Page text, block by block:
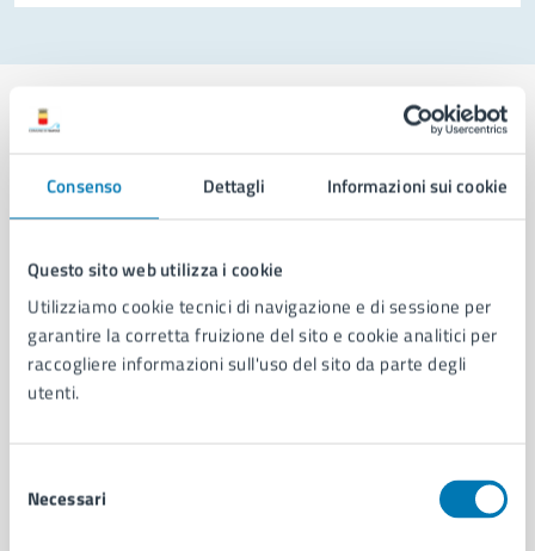
Consenso Dettagli Informazioni sui cookie
Questo sito web utilizza i cookie
Utilizziamo cookie tecnici di navigazione e di sessione per
garantire la corretta fruizione del sito e cookie analitici per
raccogliere informazioni sull'uso del sito da parte degli
utenti.
delNecessari
Comune di Napoli
AMMINISTRAZIONE
Aree amministrative
Organi di governo
Municipalità
Uffici
Documenti e dati